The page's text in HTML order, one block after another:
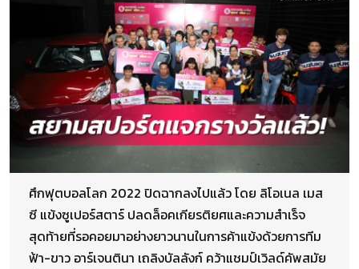
ศึกฟุตบอลโลก 2022 ปิดฉากลงไปแล้ว โดย ลิโอเนล เมส
ซี แข้งซูเปอร์สตาร์ ปลดล็อคเกียรติยศและความสำเร็จ
สุดท้ายที่รอคอยมาอย่างยาวนานในการค้าแข้งด้วยการทีม
ฟ้า-ขาว อาร์เจนตินา เถลิงบัลลังก์ คว้าแชมป์เวิลด์คัพสมัย